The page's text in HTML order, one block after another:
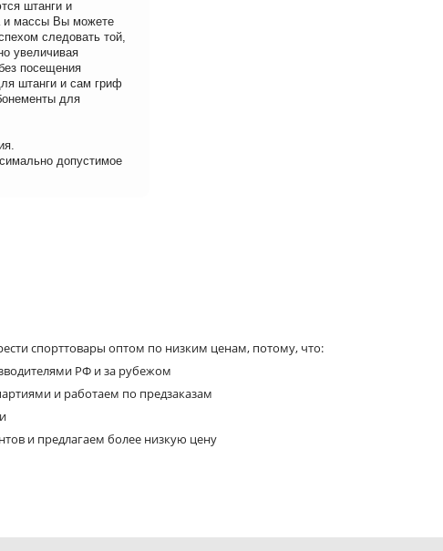
штанги и
и массы Вы можете
следовать той,
увеличивая
посещения
штанги и сам гриф
для
допустимое
спорттовары оптом по низким ценам, потому, что:
РФ и за рубежом
и работаем по предзаказам
и предлагаем более низкую цену